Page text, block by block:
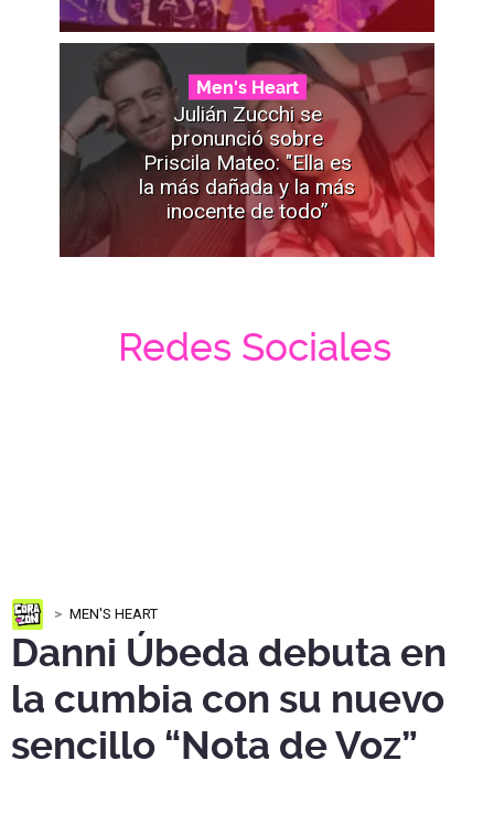
Men's Heart
Julián Zucchi se
pronunció sobre
Priscila Mateo: "Ella es
la más dañada y la más
inocente de todo”
Redes Sociales
MEN'S HEART
Danni Úbeda debuta en
la cumbia con su nuevo
sencillo “Nota de Voz”